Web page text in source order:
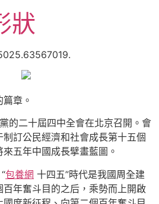
狀
章。
二十屆四中全會在北京召開。會
訂公民經濟和社會成長第十五個
五年中國成長擘畫藍圖。
包養網 十四五”時代是我國周全建
年奮斗目的之后，乘勢而上開啟